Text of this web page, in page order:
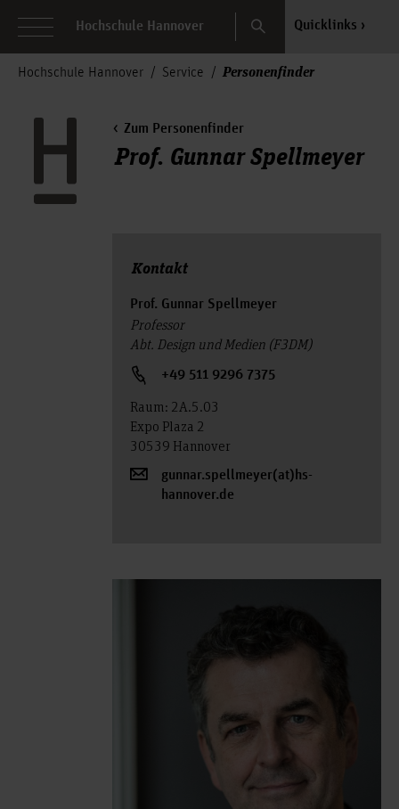
Hochschule Hannover Search Quicklinks
Hochschule Hannover Service Personenfinder
Zum Personenfinder
Prof. Gunnar Spellmeyer
Kontakt
Prof. Gunnar Spellmeyer
Professor
Abt. Design und Medien (F3DM)
+49 511 9296 7375
Raum: 2A.5.03
Expo Plaza 2
30539 Hannover
gunnar.spellmeyer(at)hs-
hannover.de